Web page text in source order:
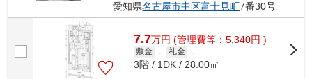
愛知県名古屋市中区富士見町7番30号
7.7万円 (管理費等：5,340円 )
敷金 - 礼金 -
3階 / 1DK / 28.00㎡